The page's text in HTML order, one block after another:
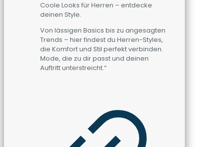
Coole Looks für Herren – entdecke
deinen Style.
Von lässigen Basics bis zu angesagten
Trends – hier findest du Herren-Styles,
die Komfort und Stil perfekt verbinden.
Mode, die zu dir passt und deinen
Auftritt unterstreicht.“